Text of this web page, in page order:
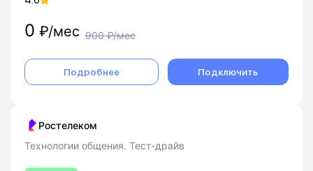
0 ₽/мес 900₽/мес
Подробнее Подключить
Ростелеком
Технологии общения. Тест-драйв